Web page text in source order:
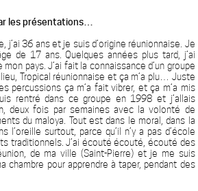
les présentations…
j’ai 36 ans et je suis d’origine réunionnaise. Je
de 17 ans. Quelques années plus tard, j’ai
pays. J’ai fait la connaissance d’un groupe
Tropical réunionnaise et ça m’a plu… Juste
percussions ça m’a fait vibrer, et ça m’a mis
rentré dans ce groupe en 1998 et j’allais
deux fois par semaines avec la volonté de
du maloya. Tout est dans le moral, dans la
l’oreille surtout, parce qu’il n’y a pas d’école
traditionnels. J’ai écouté écouté, écouté des
de ma ville (Saint-Pierre) et je me suis
chambre pour apprendre à taper, pendant des